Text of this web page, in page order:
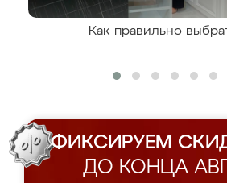
Как правильно
ФИКСИРУЕМ
ДО КОНЦА